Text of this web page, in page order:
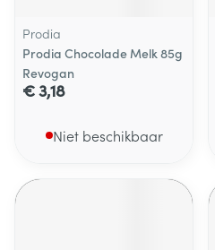
Prodia
Prodia Chocolade Melk 85g
Revogan
€ 3,18
Niet beschikbaar